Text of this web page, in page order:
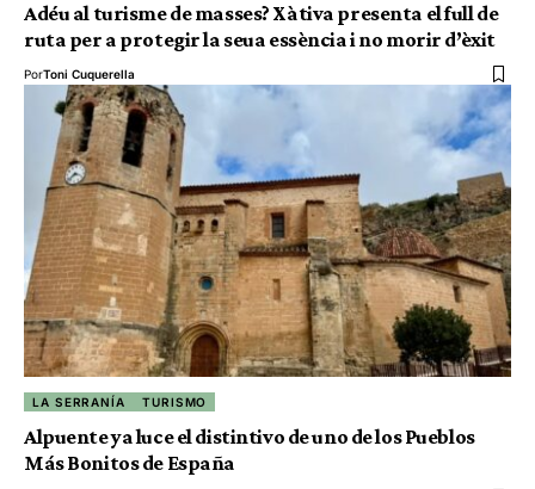
Adéu al turisme de masses? Xàtiva presenta el full de
ruta per a protegir la seua essència i no morir d’èxit
PorToni Cuquerella
LA SERRANÍA TURISMO
Alpuente ya luce el distintivo de uno de los Pueblos
Más Bonitos de España